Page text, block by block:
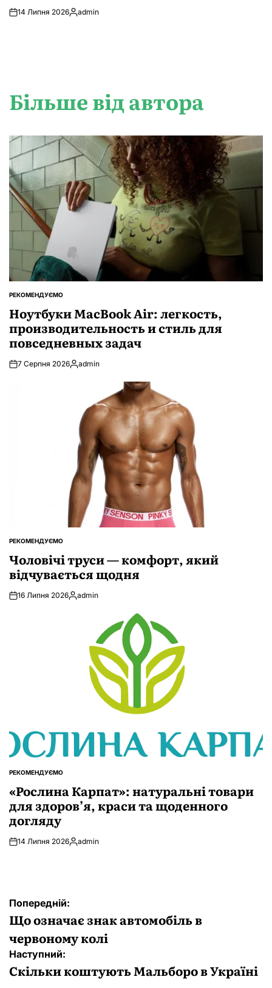
14 Липня 2026Опубліковано
admin
Більше від автора
ОПУБЛІКУВАТИ
РЕКОМЕНДУЄМО
Ноутбуки MacBook Air: легкость,
производительность и стиль для
повседневных задач
7 Серпня 2026Опубліковано
admin
ОПУБЛІКУВАТИ
РЕКОМЕНДУЄМО
Чоловічі труси — комфорт, який
відчувається щодня
16 Липня 2026Опубліковано
admin
ОПУБЛІКУВАТИ
РЕКОМЕНДУЄМО
«Рослина Карпат»: натуральні товари
для здоров’я, краси та щоденного
догляду
14 Липня 2026Опубліковано
admin
Навігація
записів
Попередній:
Що означає знак автомобіль в
червоному колі
Наступний:
Скільки коштують Мальборо в Україні